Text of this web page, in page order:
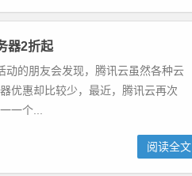
器2折起
动的朋友会发现，腾讯云虽然各种云
优惠却比较少，最近，腾讯云再次
一个...
阅读全文